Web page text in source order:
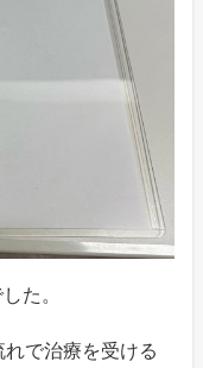
た。
で治療を受ける